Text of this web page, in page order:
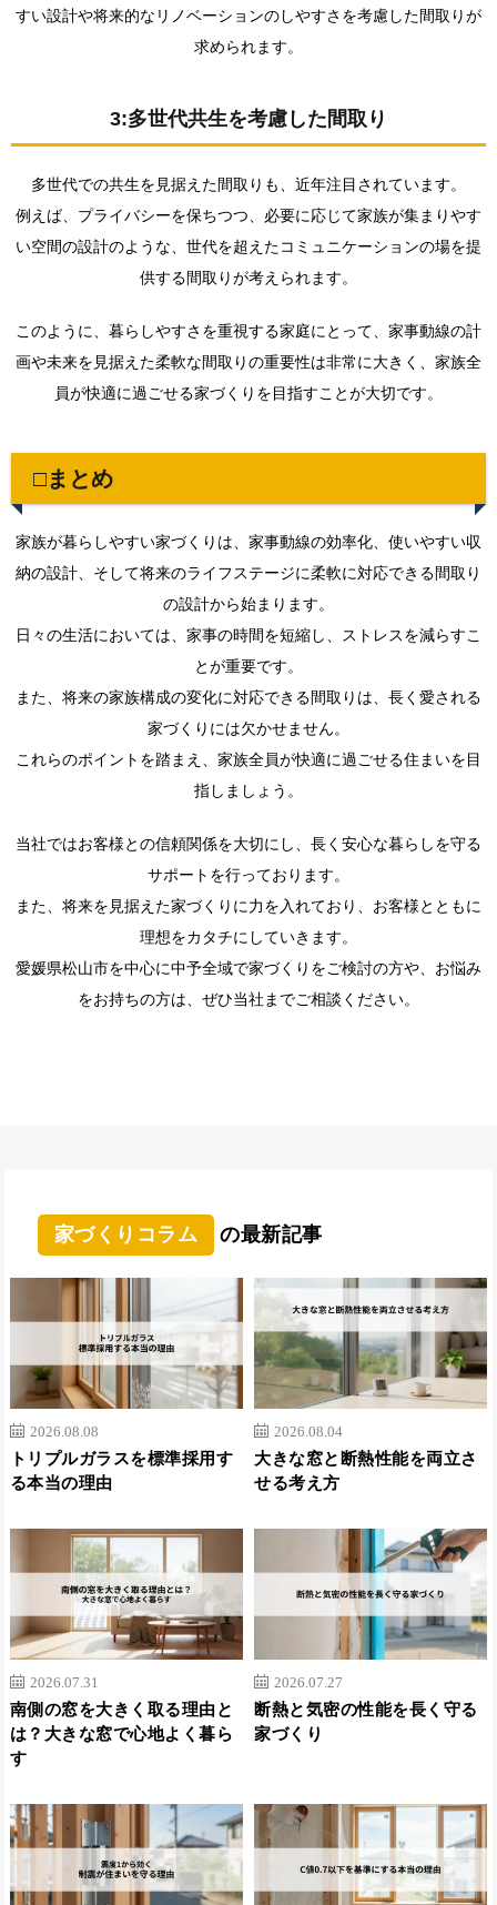
すい設計や将来的なリノベーションのしやすさを考慮した間取りが
求められます。
3:多世代共生を考慮した間取り
多世代での共生を見据えた間取りも、近年注目されています。
例えば、プライバシーを保ちつつ、必要に応じて家族が集まりやす
い空間の設計のような、世代を超えたコミュニケーションの場を提
供する間取りが考えられます。
このように、暮らしやすさを重視する家庭にとって、家事動線の計
画や未来を見据えた柔軟な間取りの重要性は非常に大きく、家族全
員が快適に過ごせる家づくりを目指すことが大切です。
□まとめ
家族が暮らしやすい家づくりは、家事動線の効率化、使いやすい収
納の設計、そして将来のライフステージに柔軟に対応できる間取り
の設計から始まります。
日々の生活においては、家事の時間を短縮し、ストレスを減らすこ
とが重要です。
また、将来の家族構成の変化に対応できる間取りは、長く愛される
家づくりには欠かせません。
これらのポイントを踏まえ、家族全員が快適に過ごせる住まいを目
指しましょう。
当社ではお客様との信頼関係を大切にし、長く安心な暮らしを守る
サポートを行っております。
また、将来を見据えた家づくりに力を入れており、お客様とともに
理想をカタチにしていきます。
愛媛県松山市を中心に中予全域で家づくりをご検討の方や、お悩み
をお持ちの方は、ぜひ当社までご相談ください。
家づくりコラム の最新記事
2026.08.08
トリプルガラスを標準採用す
る本当の理由
2026.08.04
大きな窓と断熱性能を両立さ
せる考え方
2026.07.31
南側の窓を大きく取る理由と
は？大きな窓で心地よく暮ら
す
2026.07.27
断熱と気密の性能を長く守る
家づくり